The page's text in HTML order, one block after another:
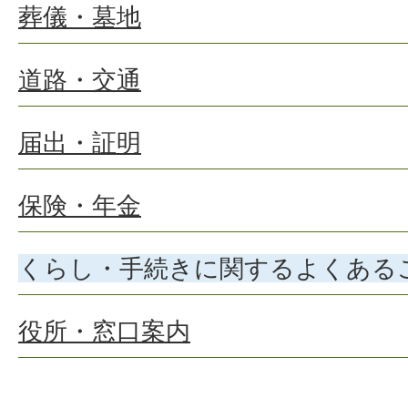
葬儀・墓地
道路・交通
届出・証明
保険・年金
くらし・手続きに関するよくある
役所・窓口案内